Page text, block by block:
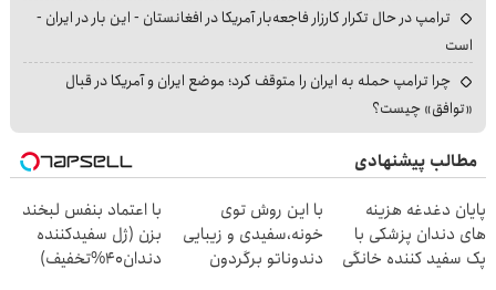
ترامپ در حال تکرار کارزار فاجعه‌بار آمریکا در افغانستان - این بار در ایران -
است
چرا ترامپ حمله به ایران را متوقف کرد؛ موضع ایران و آمریکا در قبال
«توافق» چیست؟
مطالب پیشنهادی
پایان دغدغه هزینه
های دندان پزشکی با
پک سفید کننده خانگی
با این روش توی
خونه،سفیدی و زیبایی
دندوناتو برگردون
با اعتماد بنفس لبخند
بزن (ژل سفیدکننده
دندان40%تخفیف)